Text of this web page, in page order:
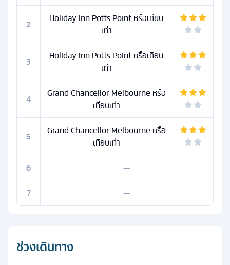
2
Holiday Inn Potts Point หรือเทียบ
เท่า
3
Holiday Inn Potts Point หรือเทียบ
เท่า
4
Grand Chancellor Melbourne หรือ
เทียบเท่า
5
Grand Chancellor Melbourne หรือ
เทียบเท่า
6
—
7
—
ช่วงเดินทาง